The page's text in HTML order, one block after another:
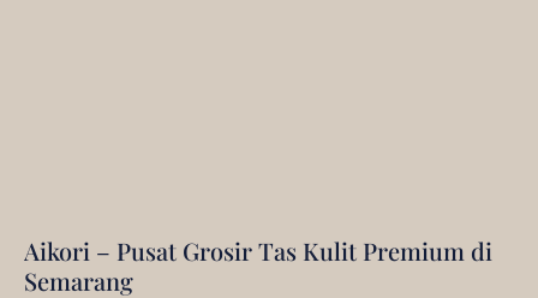
Aikori – Pusat Grosir Tas Kulit Premium di
Semarang